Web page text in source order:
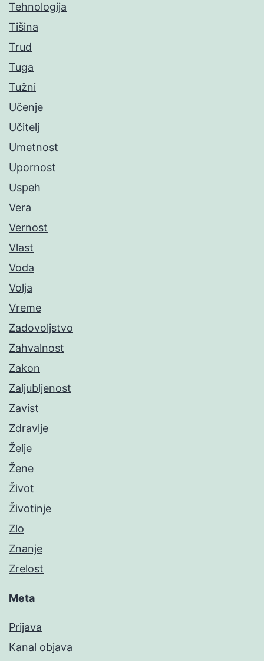
Tehnologija
Tišina
Trud
Tuga
Tužni
Učenje
Učitelj
Umetnost
Upornost
Uspeh
Vera
Vernost
Vlast
Voda
Volja
Vreme
Zadovoljstvo
Zahvalnost
Zakon
Zaljubljenost
Zavist
Zdravlje
Želje
Žene
Život
Životinje
Zlo
Znanje
Zrelost
Meta
Prijava
Kanal objava